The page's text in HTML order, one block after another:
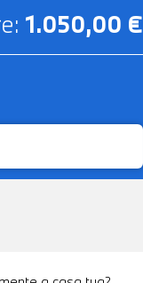
1.050,00 €